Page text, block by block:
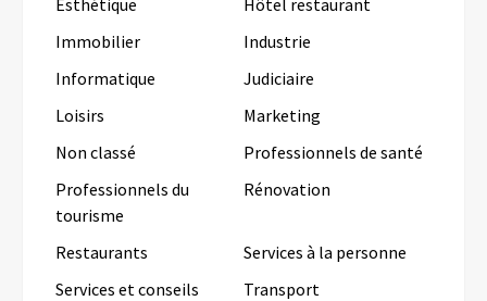
Immobilier
Industrie
Informatique
Judiciaire
Loisirs
Marketing
Non classé
Professionnels de santé
Professionnels du
tourisme
Rénovation
Restaurants
Services à la personne
Services et conseils
Transport